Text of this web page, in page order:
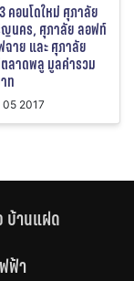
คอนโดใหม่ ศุภาลัย
ญนคร, ศุภาลัย ลอฟท์
าย และ ศุภาลัย
ลาดพลู มูลค่ารวม
ท
05 2017
บ้านแฝด
ฟ้า